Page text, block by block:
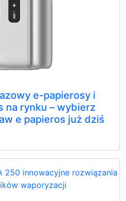
e-papierosy i
na rynku – wybierz
e papieros już dziś